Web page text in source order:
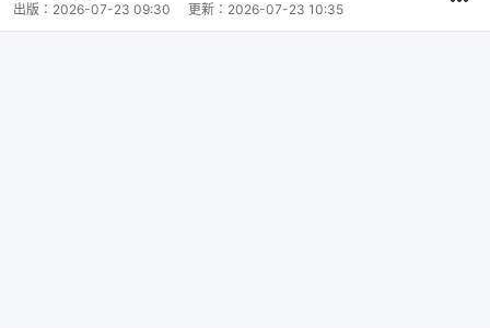
出版： 2026-07-23 09:30 更新： 2026-07-23 10:35